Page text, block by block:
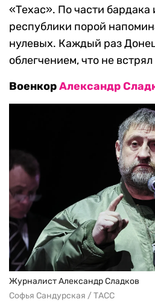
«Техас». По части
республики порой
нулевых. Каждый раз
облегчением, что не
ВоенкорАлександр
Журналист Александр Сладков
Софья Сандурская / ТАСС